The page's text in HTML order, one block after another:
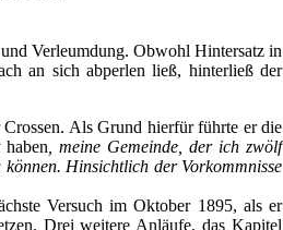
Verleumdung. Obwohl Hintersatz in
an sich abperlen ließ, hinterließ der
Als Grund hierfür führte er die
haben , meine Gemeinde, der ich zwölf
Hinsichtlich der Vorkommnisse
Versuch im Oktober 1895, als er
Drei weitere Anläufe, das Kapitel